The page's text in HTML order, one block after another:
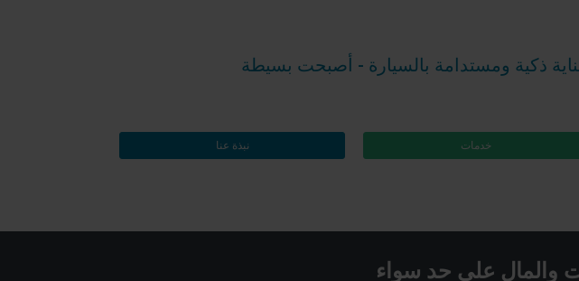
ذكية ومستدامة بالسيارة - أصبحت بسيطة
خدمات نبذة عنا